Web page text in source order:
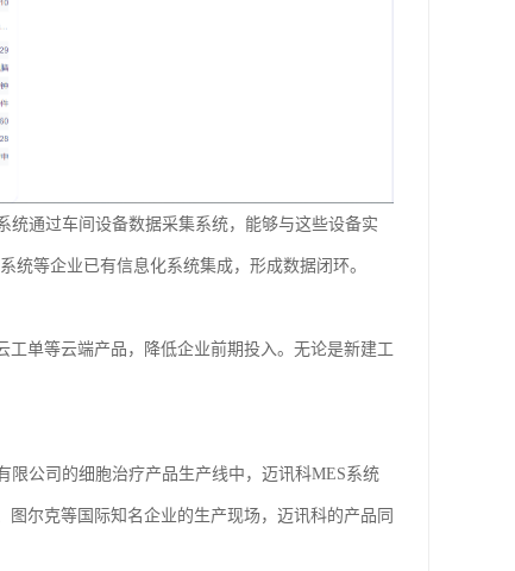
统通过车间设备数据采集系统，能够与这些设备实
统等企业已有信息化系统集成，形成数据闭环。
单等云端产品，降低企业前期投入。无论是新建工
公司的细胞治疗产品生产线中，迈讯科MES系统
尔克等国际知名企业的生产现场，迈讯科的产品同